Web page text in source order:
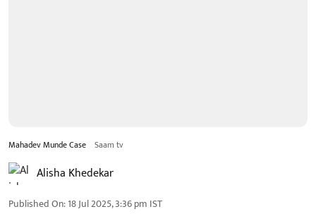
Mahadev Munde Case Saam tv
Alisha Khedekar
Published On:18 Jul 2025, 3:36 pm IST